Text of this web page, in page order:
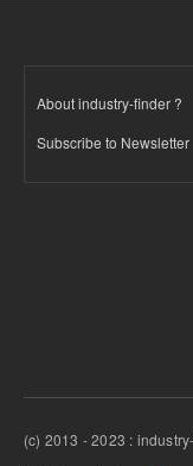
About industry-finder ?
Subscribe to Newsletter
(c) 2013 - 2023 :